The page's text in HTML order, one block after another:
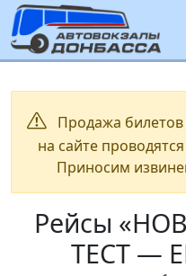
Продажа
на сайте
Приносим
Рейсы
ТЕСТ —